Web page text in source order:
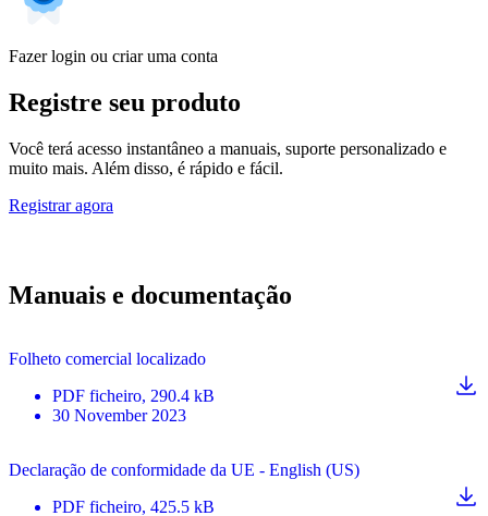
Fazer login ou criar uma conta
Registre seu produto
Você terá acesso instantâneo a manuais, suporte personalizado e
muito mais. Além disso, é rápido e fácil.
Registrar agora
Manuais e documentação
Folheto comercial localizado
PDF ficheiro, 290.4 kB
30 November 2023
Declaração de conformidade da UE - English (US)
PDF ficheiro, 425.5 kB